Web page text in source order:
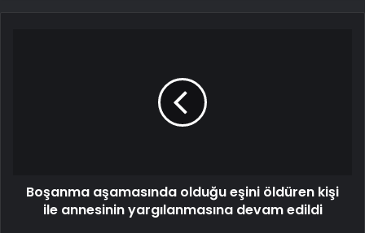
Boşanma aşamasında olduğu eşini öldüren kişi
ile annesinin yargılanmasına devam edildi